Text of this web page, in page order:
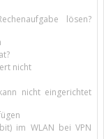
lösen?
nicht
nicht eingerichtet
im WLAN bei VPN